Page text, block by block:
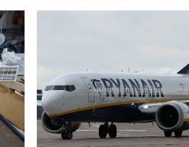
РТС Класика РТС Коло